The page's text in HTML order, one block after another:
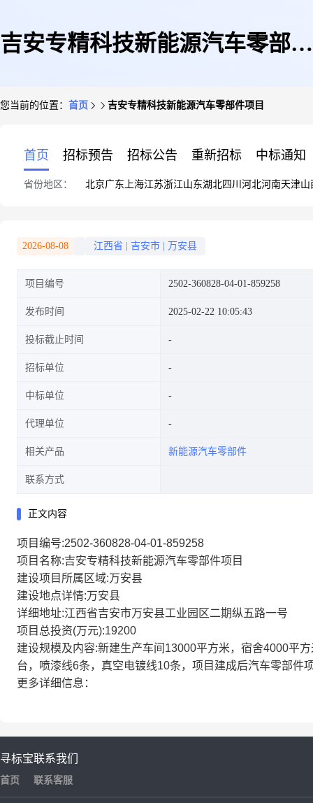
吉安专精科技新能源汽车零部件
您当前的位置： 首页 吉安专精科技新能源汽车零部件项目
首页 招标预告 招标公告 重新招标 中标通知
省份地区： 北京广东 上海江苏浙江山东湖北四川 河北河南天津山
2026-08-08 江西省 吉安市 万安县
项目编号 2502-360828-04-01-859258
发布时间 2025-02-22 10:05:43
投标截止时间
招标单位
中标单位
代理单位
相关产品 新能源汽车零部件
联系方式
正文内容
项目编号:2502-360828-04-01-859258
项目名称:吉安专精科技新能源汽车零部件项目
建设项目所属区域:万安县
建设地点详情:万安县
详细地址:江西省吉安市万安县工业园区二期纵五路一号
项目总投资(万元):19200
建设规模及内容:新建生产车间13000平方米，宿舍4000平
台，喷漆线6条，真空电镀线10条，项目建成后汽车零部件
更多详细信息：
寻标宝
首页
联系我们
联系客服